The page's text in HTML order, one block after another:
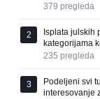
379 pregleda
2
Isplata julskih
kategorijama
235 pregleda
3
Podeljeni svi
interesovanje